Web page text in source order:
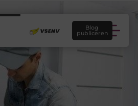
Blog
publiceren